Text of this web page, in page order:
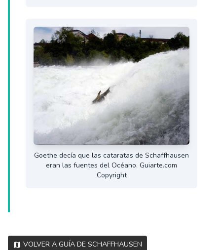
Goethe decía que las cataratas de Schaffhausen
eran las fuentes del Océano. Guiarte.com
Copyright
Volver a Guía de Schaffhausen